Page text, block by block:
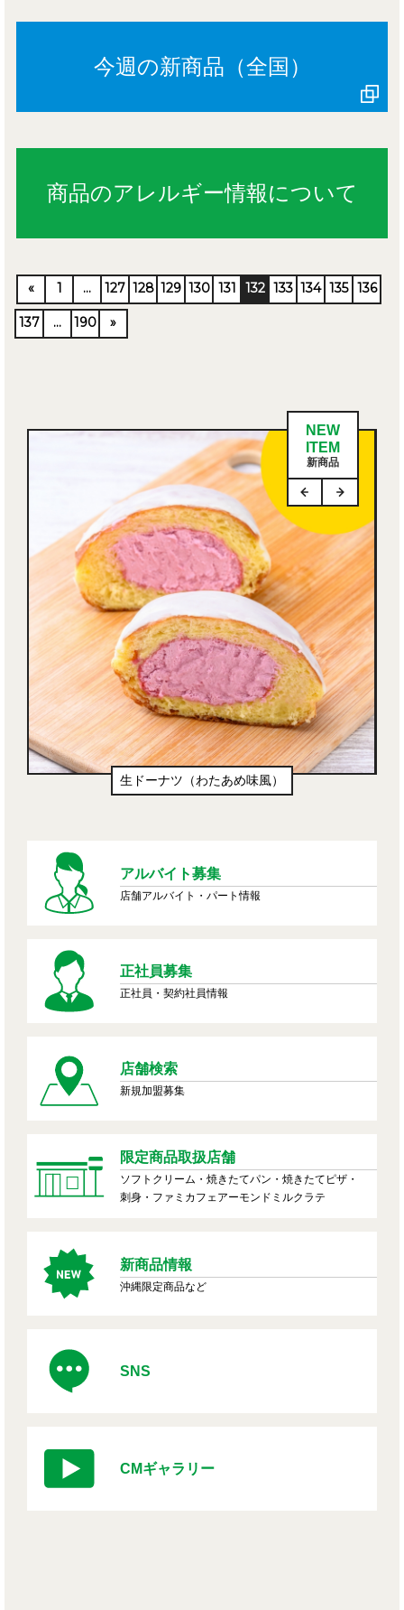
今週の新商品（全国）
商品のアレルギー情報について
« 1 … 127 128 129 130 131 132 133 134 135 136
137 … 190 »
NEW
ITEM
新商品
生ドーナツ（わたあめ味風）
アルバイト募集
店舗アルバイト・パート情報
正社員募集
正社員・契約社員情報
店舗検索
新規加盟募集
限定商品取扱店舗
ソフトクリーム・焼きたてパン・焼きたてピザ・
刺身・ファミカフェアーモンドミルクラテ
新商品情報
沖縄限定商品など
SNS
CMギャラリー